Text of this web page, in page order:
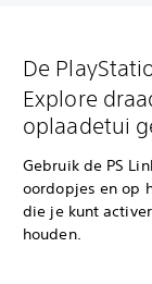
De
Explore
oplaadetui
Gebruik de PS
oordopjes en op
die je kunt
houden.